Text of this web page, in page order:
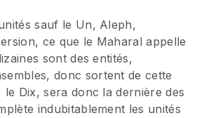
sauf le Un, Aleph,
ce que le Maharal appelle
sont des entités,
donc sortent de cette
le Dix, sera donc la dernière des
indubitablement les unités